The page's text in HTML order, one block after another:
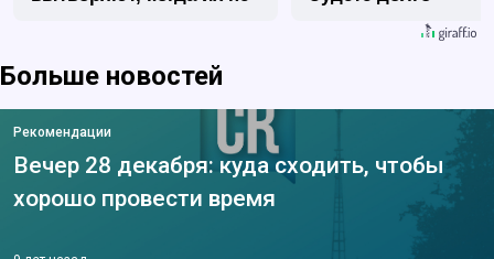
Больше новостей
Рекомендации
Вечер 28 декабря: куда сходить, чтобы
хорошо провести время